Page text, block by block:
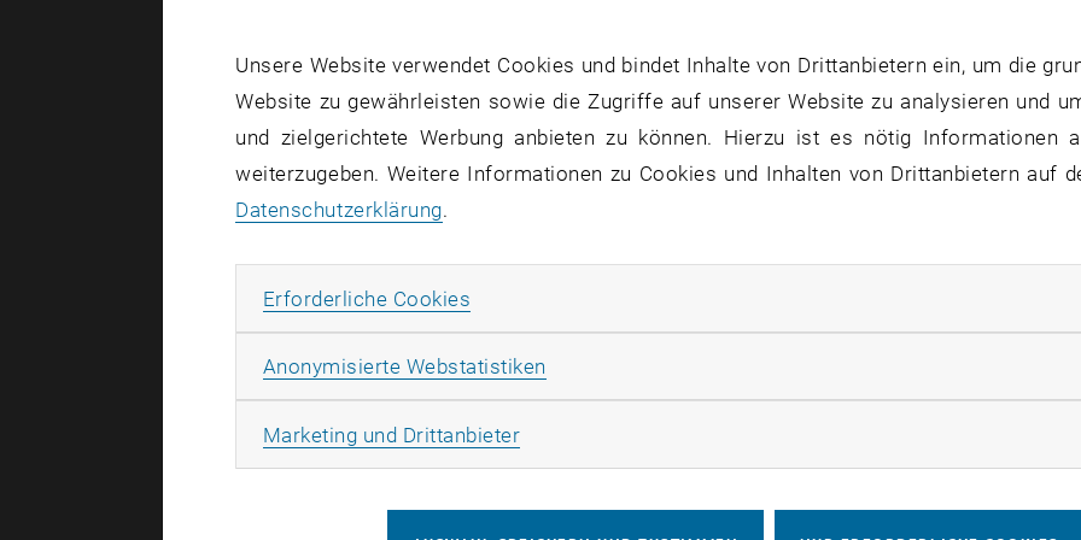
einzigartiges Speichersystem auf Basis sensibler Wärme, mit
Patentschutz verfügbar
Zielgruppen
produzierende Industrie mit hohem Wärmebedarf
flexible Energiespeicherung, Energieversorger
Anlagenbauer
Unsere Website verwendet Cookies und bindet Inhalte von Drittanbietern ein, um die
Website zu gewährleisten sowie die Zugriffe auf unserer Website zu analysieren und
und zielgerichtete Werbung anbieten zu können. Hierzu ist es nötig Informationen
weiterzugeben. Weitere Informationen zu Cookies und Inhalten von Drittanbietern auf
Datenschutzerklärung.
Erforderliche Cookies
Anonymisierte Webstatistiken
Marketing und DrittanbieterMarketing Cookies zulassen